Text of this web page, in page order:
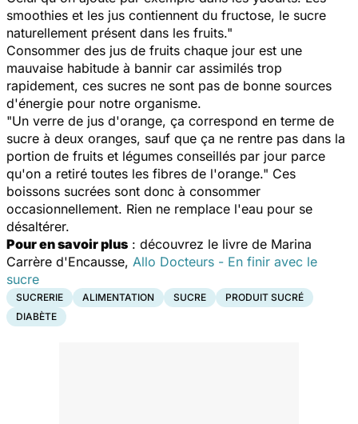
smoothies et les jus contiennent du fructose, le sucre
naturellement présent dans les fruits."
Consommer des jus de fruits chaque jour est une
mauvaise habitude à bannir car assimilés trop
rapidement, ces sucres ne sont pas de bonne sources
d'énergie pour notre organisme.
"Un verre de jus d'orange, ça correspond en terme de
sucre à deux oranges, sauf que ça ne rentre pas dans la
portion de fruits et légumes conseillés par jour parce
qu'on a retiré toutes les fibres de l'orange." Ces
boissons sucrées sont donc à consommer
occasionnellement. Rien ne remplace l'eau pour se
désaltérer.
Pour en savoir plus : découvrez le livre de Marina
Carrère d'Encausse, Allo Docteurs - En finir avec le
sucre
SUCRERIE ALIMENTATION SUCRE
PRODUIT SUCRÉ
DIABÈTE